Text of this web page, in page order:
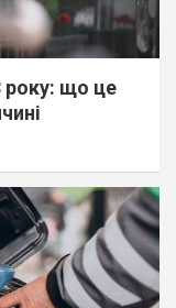
року: що це